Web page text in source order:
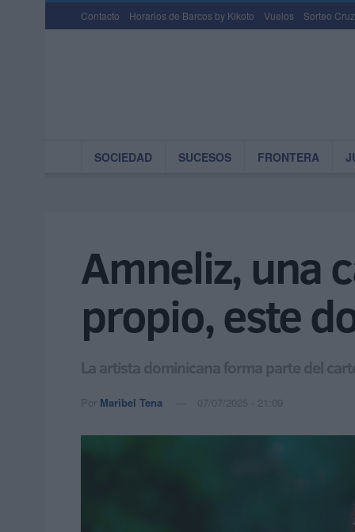
Contacto Horarios de Barcos by Kikoto Vuelos Sorteo
SOCIEDAD SUCESOS FRONTERA
Amneliz, una
propio, este
La artista dominicana forma parte del
Por Maribel Tena 07/07/2025 - 21:09